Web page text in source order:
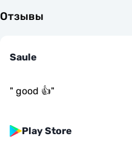
Отзывы
Saule
" good 👍"
Play Store